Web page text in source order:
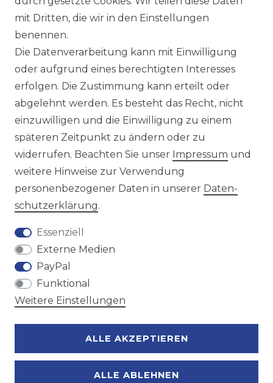
Sie sind Wiederverkäufer?
Sie erreichen uns unter :
https://avancarte.de/
oder telefonisch unter: 0421 - 434430
Wir versenden mit
Zahlungsmöglichkeiten
mit Dritten, die wir in den Einstellungen
benennen.
Die Datenverarbeitung kann mit Einwilligung
oder aufgrund eines berechtigten Interesses
erfolgen. Die Zustimmung kann erteilt oder
abgelehnt werden. Es besteht das Recht, nicht
einzuwilligen und die Einwilligung zu einem
späteren Zeitpunkt zu ändern oder zu
widerrufen. Beachten Sie unser Impressum und
weitere Hinweise zur Verwendung
personenbezogener Daten in unserer Daten­
schutz­erklärung.
Essenziell
Externe Medien
PayPal
Funktional
Weitere Einstellungen
ALLE AKZEPTIEREN
ALLE ABLEHNEN